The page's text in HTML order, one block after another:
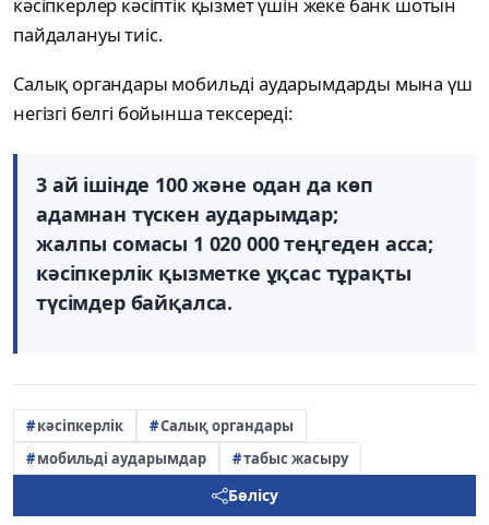
кәсіпкерлер кәсіптік қызмет үшін жеке банк шотын
пайдалануы тиіс.
Салық органдары мобильді аударымдарды мына үш
негізгі белгі бойынша тексереді:
3 ай ішінде 100 және одан да көп
адамнан түскен аударымдар;
жалпы сомасы 1 020 000 теңгеден асса;
кәсіпкерлік қызметке ұқсас тұрақты
түсімдер байқалса.
кәсіпкерлік
Салық органдары
мобильді аударымдар
табыс жасыру
Бөлісу